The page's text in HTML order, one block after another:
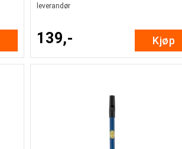
leverandør
139,- Kjøp